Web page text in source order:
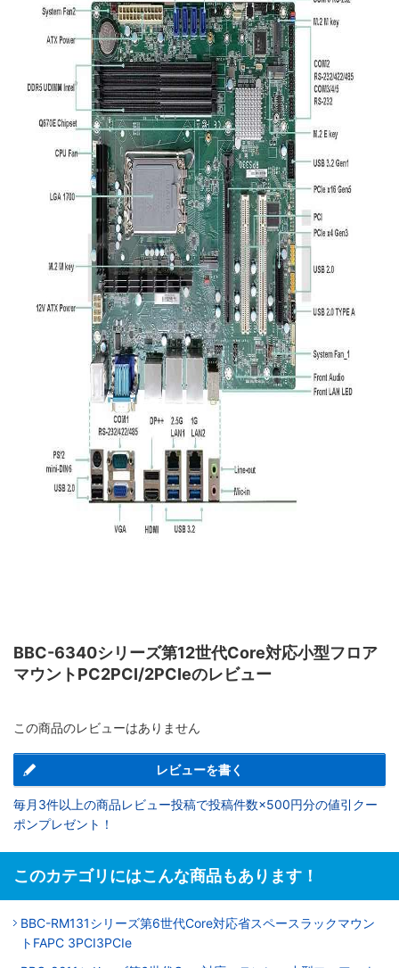
BBC-6340シリーズ第12世代Core対応小型フロア
マウントPC2PCI/2PCIeのレビュー
この商品のレビューはありません
レビューを書く
毎月3件以上の商品レビュー投稿で投稿件数×500円分の値引クー
ポンプレゼント！
このカテゴリにはこんな商品もあります！
BBC-RM131シリーズ第6世代Core対応省スペースラックマウン
トFAPC 3PCI3PCIe